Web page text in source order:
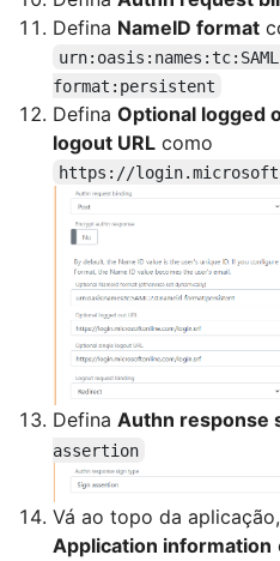
Defina NameID format
format:persistent
Defina Optional logged
logout URL como
https://
Defina Authn response
assertion
Vá ao topo da
Application information